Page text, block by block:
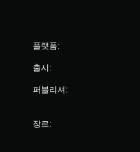
플랫폼:
출시:
퍼블리셔:
장르: